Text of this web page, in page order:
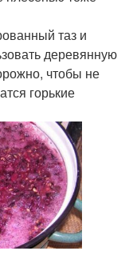
таз и
деревянную
чтобы не
горькие